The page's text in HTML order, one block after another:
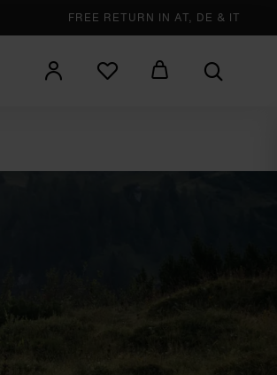
FREE RETURN IN AT, DE & IT